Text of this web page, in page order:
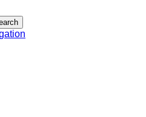
приставке нового
новости игр PS4, обзоры